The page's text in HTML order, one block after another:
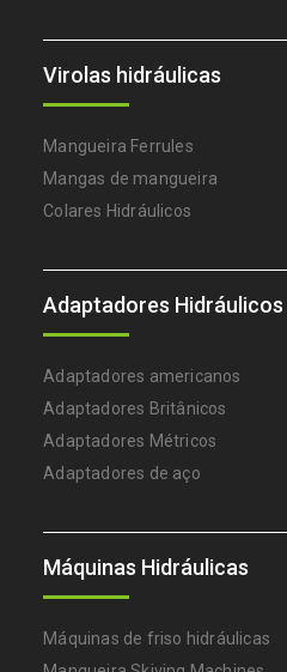
Virolas hidráulicas
Mangueira Ferrules
Mangas de mangueira
Colares Hidráulicos
Adaptadores Hidráulicos
Adaptadores americanos
Adaptadores Britânicos
Adaptadores Métricos
Adaptadores de aço
Máquinas Hidráulicas
Máquinas de friso hidráulicas